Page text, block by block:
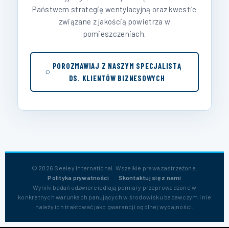
Państwem strategię wentylacyjną oraz kwestie
związane z jakością powietrza w
pomieszczeniach.
POROZMAWIAJ Z NASZYM SPECJALISTĄ
DS. KLIENTÓW BIZNESOWYCH
© 2026 Seeley International. Wszelkie prawa zastrzeżone.
Polityka prywatności
Skontaktuj się z nami
Wyniki badań odzwierciedlają pomiary przeprowadzone w
konkretnych warunkach panujących w środowisku badawczym i nie
należy ich traktować jako gwarancji ogólnej wydajności.